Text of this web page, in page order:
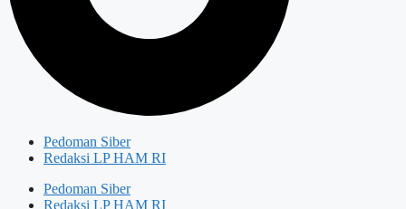
Pedoman Siber
Redaksi LP HAM RI
Pedoman Siber
Redaksi LP HAM RI